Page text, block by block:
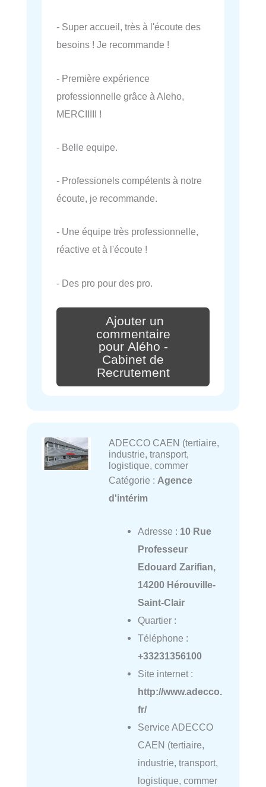
- Super accueil, très à l'écoute des
besoins ! Je recommande !
- Première expérience
professionnelle grâce à Aleho,
MERCIIIII !
- Belle equipe.
- Professionels compétents à notre
écoute, je recommande.
- Une équipe très professionnelle,
réactive et à l'écoute !
- Des pro pour des pro.
Ajouter un
commentaire
pour Alého -
Cabinet de
Recrutement
ADECCO CAEN (tertiaire,
industrie, transport,
logistique, commer
Catégorie : Agence
d'intérim
Adresse : 10 Rue
Professeur
Edouard Zarifian,
14200 Hérouville-
Saint-Clair
Quartier :
Téléphone :
+33231356100
Site internet :
http://www.adecco.
fr/
Service ADECCO
CAEN (tertiaire,
industrie, transport,
logistique, commer